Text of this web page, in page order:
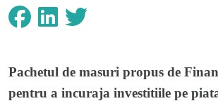
Pachetul de masuri propus de
pentru a incuraja investitiile pe